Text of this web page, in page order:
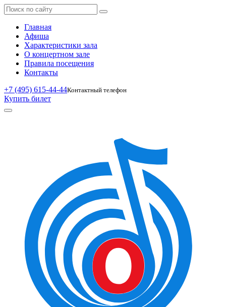
Главная
Афиша
Характеристики зала
О концертном зале
Правила посещения
Контакты
+7 (495) 615-44-44Контактный телефон
Купить билет